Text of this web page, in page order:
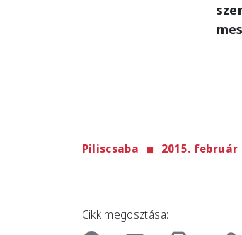
Piliscsaba 2015. február
Cikk megosztása: